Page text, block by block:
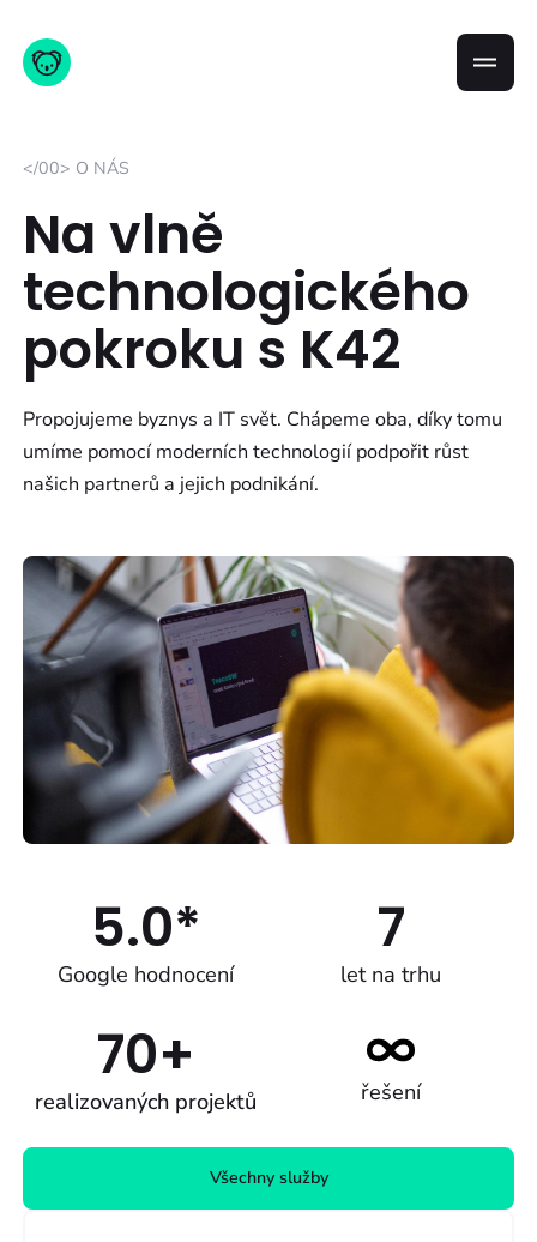
</00> O NÁS
Na vlně
technologického
pokroku s K42
Propojujeme byznys a IT svět. Chápeme oba, díky tomu
umíme pomocí moderních technologií podpořit růst
našich partnerů a jejich podnikání.
5.0*
Google hodnocení
7
let na trhu
70+
realizovaných projektů řešení
Všechny služby